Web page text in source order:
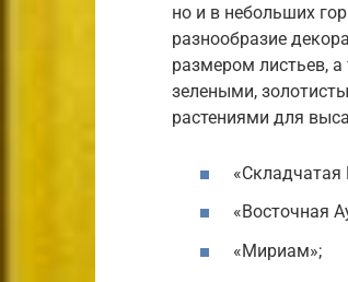
но и в небольших
разнообразие
размером листьев,
зелеными,
растениями для
«Складчатая
«Восточная
«Мириам»;